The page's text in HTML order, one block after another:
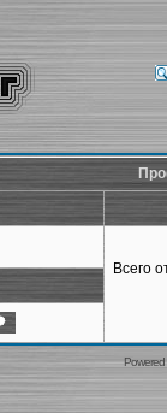
Всего